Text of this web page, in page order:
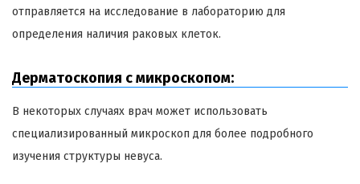
отправляется на исследование в лабораторию для
определения наличия раковых клеток.
Дерматоскопия с микроскопом:
В некоторых случаях врач может использовать
специализированный микроскоп для более подробного
изучения структуры невуса.